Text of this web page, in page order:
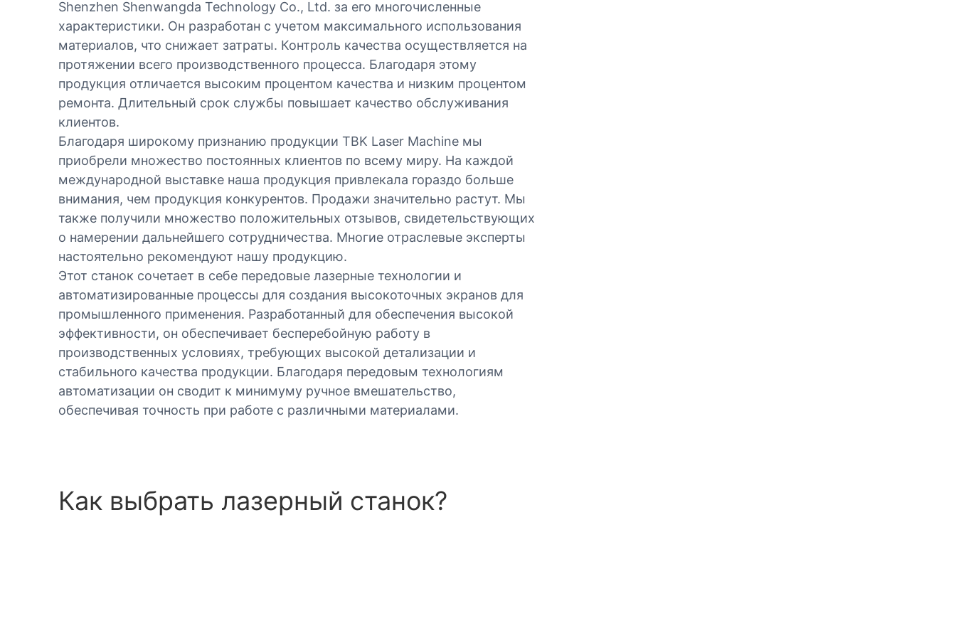
Shenzhen Shenwangda Technology Co., Ltd. за его многочисленные
характеристики. Он разработан с учетом максимального использования
материалов, что снижает затраты. Контроль качества осуществляется на
протяжении всего производственного процесса. Благодаря этому
продукция отличается высоким процентом качества и низким процентом
ремонта. Длительный срок службы повышает качество обслуживания
клиентов.
Благодаря широкому признанию продукции TBK Laser Machine мы
приобрели множество постоянных клиентов по всему миру. На каждой
международной выставке наша продукция привлекала гораздо больше
внимания, чем продукция конкурентов. Продажи значительно растут. Мы
также получили множество положительных отзывов, свидетельствующих
о намерении дальнейшего сотрудничества. Многие отраслевые эксперты
настоятельно рекомендуют нашу продукцию.
Этот станок сочетает в себе передовые лазерные технологии и
автоматизированные процессы для создания высокоточных экранов для
промышленного применения. Разработанный для обеспечения высокой
эффективности, он обеспечивает бесперебойную работу в
производственных условиях, требующих высокой детализации и
стабильного качества продукции. Благодаря передовым технологиям
автоматизации он сводит к минимуму ручное вмешательство,
обеспечивая точность при работе с различными материалами.
Как выбрать лазерный станок?